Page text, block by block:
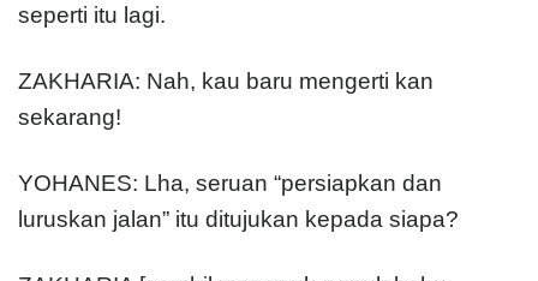
seperti itu lagi.
ZAKHARIA: Nah, kau baru mengerti kan
sekarang!
YOHANES: Lha, seruan “persiapkan dan
luruskan jalan” itu ditujukan kepada siapa?